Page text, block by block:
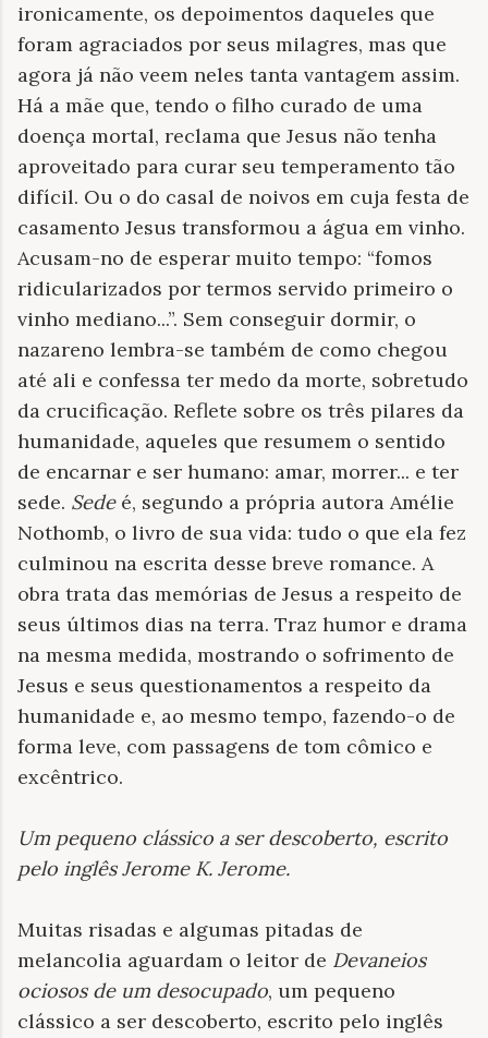
ironicamente, os depoimentos daqueles que
foram agraciados por seus milagres, mas que
agora já não veem neles tanta vantagem assim.
Há a mãe que, tendo o filho curado de uma
doença mortal, reclama que Jesus não tenha
aproveitado para curar seu temperamento tão
difícil. Ou o do casal de noivos em cuja festa de
casamento Jesus transformou a água em vinho.
Acusam-no de esperar muito tempo: “fomos
ridicularizados por termos servido primeiro o
vinho mediano...”. Sem conseguir dormir, o
nazareno lembra-se também de como chegou
até ali e confessa ter medo da morte, sobretudo
da crucificação. Reflete sobre os três pilares da
humanidade, aqueles que resumem o sentido
de encarnar e ser humano: amar, morrer... e ter
sede. Sedeé, segundo a própria autora Amélie
Nothomb, o livro de sua vida: tudo o que ela fez
culminou na escrita desse breve romance. A
obra trata das memórias de Jesus a respeito de
seus últimos dias na terra. Traz humor e drama
na mesma medida, mostrando o sofrimento de
Jesus e seus questionamentos a respeito da
humanidade e, ao mesmo tempo, fazendo-o de
forma leve, com passagens de tom cômico e
excêntrico.
Um pequeno clássico a ser descoberto, escrito
pelo inglês Jerome K. Jerome.
Muitas risadas e algumas pitadas de
melancolia aguardam o leitor de Devaneios
ociosos de um desocupado, um pequeno
clássico a ser descoberto, escrito pelo inglês